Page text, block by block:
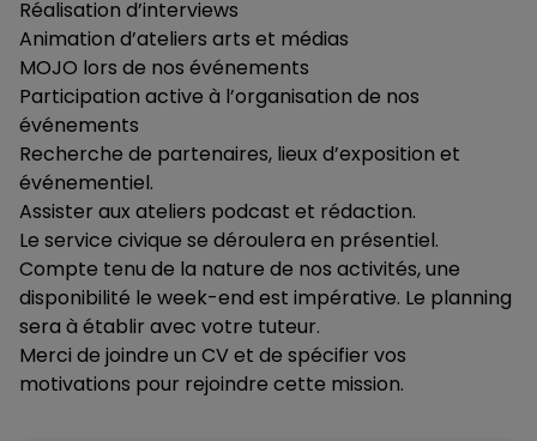
Réalisation d’interviews
Animation d’ateliers arts et médias
MOJO lors de nos événements
Participation active à l’organisation de nos
événements
Recherche de partenaires, lieux d’exposition et
événementiel.
Assister aux ateliers podcast et rédaction.
Le service civique se déroulera en présentiel.
Compte tenu de la nature de nos activités, une
disponibilité le week-end est impérative. Le planning
sera à établir avec votre tuteur.
Merci de joindre un CV et de spécifier vos
motivations pour rejoindre cette mission.